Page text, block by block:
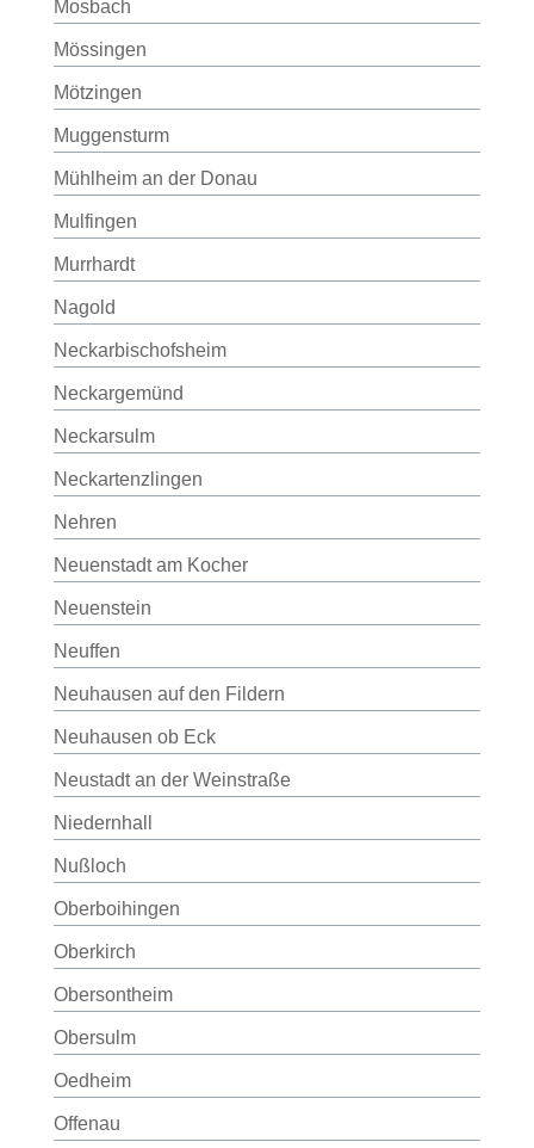
Mosbach
Mössingen
Mötzingen
Muggensturm
Mühlheim an der Donau
Mulfingen
Murrhardt
Nagold
Neckarbischofsheim
Neckargemünd
Neckarsulm
Neckartenzlingen
Nehren
Neuenstadt am Kocher
Neuenstein
Neuffen
Neuhausen auf den Fildern
Neuhausen ob Eck
Neustadt an der Weinstraße
Niedernhall
Nußloch
Oberboihingen
Oberkirch
Obersontheim
Obersulm
Oedheim
Offenau